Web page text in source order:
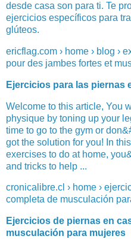
desde casa son para ti. Te
ejercicios específicos para
glúteos.
ericflag.com › home › blog ›
pour des jambes fortes et
Ejercicios para las piernas
Welcome to this article, You
physique by toning up your
time to go to the gym or
got the solution for you! In
exercises to do at home,
and tricks to help ...
cronicalibre.cl › home ›
completa de musculación
Ejercicios de piernas en
musculación para mujeres